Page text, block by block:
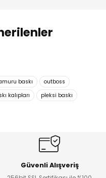
Set
baskı
outboss
kalıpları
pleksi baskı
Güvenli Alışveriş